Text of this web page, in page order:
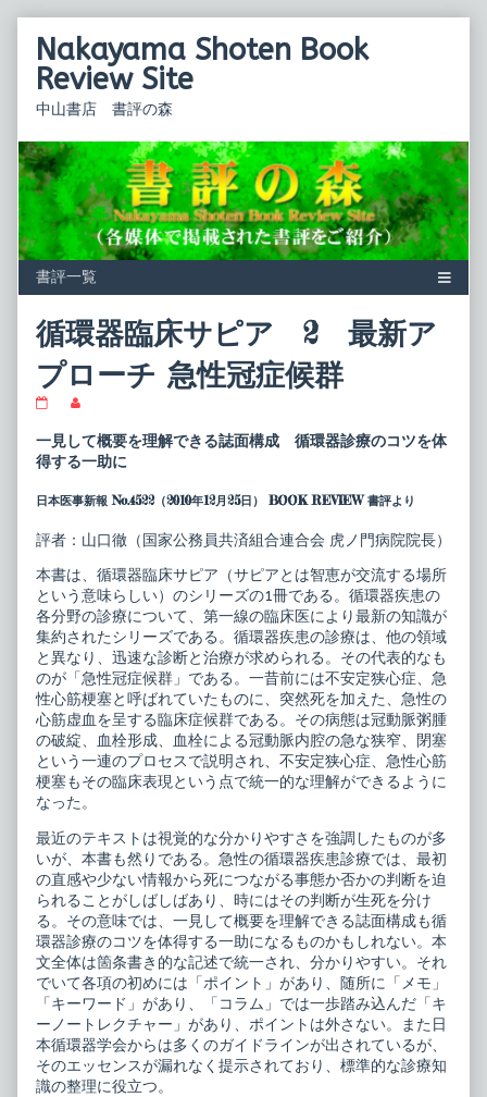
contentNakayama Shoten Book
Review Site
中山書店 書評の森
循環器臨床サピア 2 最新ア
プローチ 急性冠症候群
器
臨
床
ピ
2
最
新
ア
プ
ロ
ー
チ
急
性
冠
症
候
群
published
on
posts
by
the
of
環
器
床
サ
ピ
ア
2
最
新
ア
プ
ロ
ー
チ
急
性
冠
候
群,
一見して概要を理解できる誌面構成 循環器診療のコツを体
得する一助に
日本医事新報 No.4522（2010年12月25日） BOOK REVIEW 書評より
評者：山口徹（国家公務員共済組合連合会 虎ノ門病院院長）
本書は、循環器臨床サピア（サピアとは智恵が交流する場所
という意味らしい）のシリーズの1冊である。循環器疾患の
各分野の診療について、第一線の臨床医により最新の知識が
集約されたシリーズである。循環器疾患の診療は、他の領域
と異なり、迅速な診断と治療が求められる。その代表的なも
のが「急性冠症候群」である。一昔前には不安定狭心症、急
性心筋梗塞と呼ばれていたものに、突然死を加えた、急性の
心筋虚血を呈する臨床症候群である。その病態は冠動脈粥腫
の破綻、血栓形成、血栓による冠動脈内腔の急な狭窄、閉塞
という一連のプロセスで説明され、不安定狭心症、急性心筋
梗塞もその臨床表現という点で統一的な理解ができるように
なった。
最近のテキストは視覚的な分かりやすさを強調したものが多
いが、本書も然りである。急性の循環器疾患診療では、最初
の直感や少ない情報から死につながる事態か否かの判断を迫
られることがしばしばあり、時にはその判断が生死を分け
る。その意味では、一見して概要を理解できる誌面構成も循
環器診療のコツを体得する一助になるものかもしれない。本
文全体は箇条書き的な記述で統一され、分かりやすい。それ
でいて各項の初めには「ポイント」があり、随所に「メモ」
「キーワード」があり、「コラム」では一歩踏み込んだ「キ
ーノートレクチャー」があり、ポイントは外さない。また日
本循環器学会からは多くのガイドラインが出されているが、
そのエッセンスが漏れなく提示されており、標準的な診療知
識の整理に役立つ。